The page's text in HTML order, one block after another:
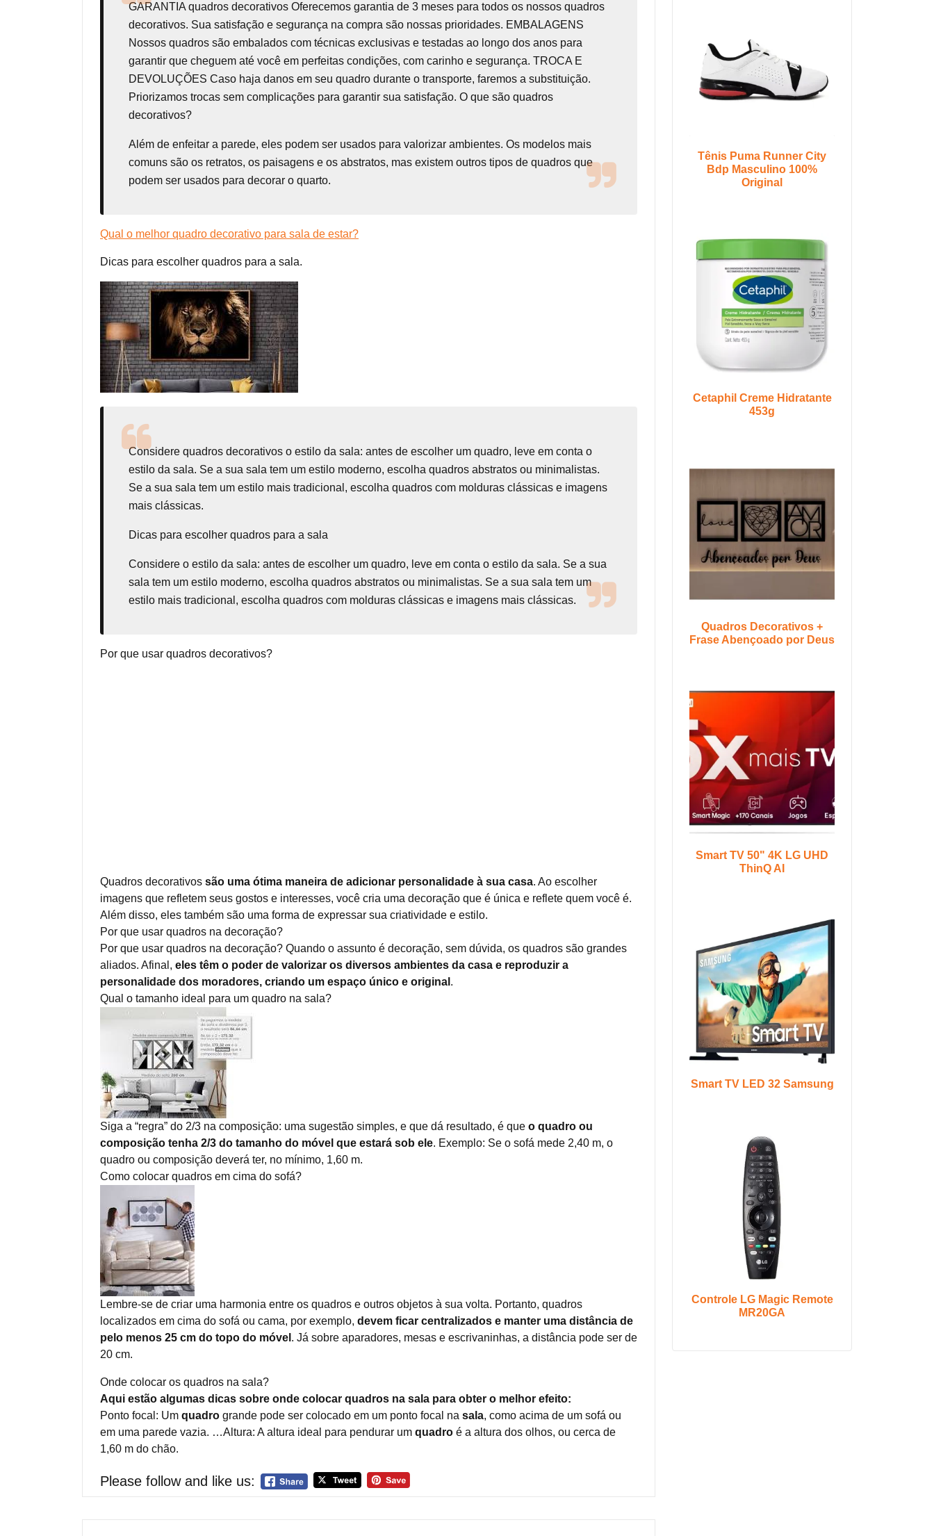
GARANTIA quadros decorativos Oferecemos garantia de 3 meses para todos os nossos quadros
decorativos. Sua satisfação e segurança na compra são nossas prioridades. EMBALAGENS
Nossos quadros são embalados com técnicas exclusivas e testadas ao longo dos anos para
garantir que cheguem até você em perfeitas condições, com carinho e segurança. TROCA E
DEVOLUÇÕES Caso haja danos em seu quadro durante o transporte, faremos a substituição.
Priorizamos trocas sem complicações para garantir sua satisfação. O que são quadros
decorativos?
Além de enfeitar a parede, eles podem ser usados para valorizar ambientes. Os modelos mais
comuns são os retratos, os paisagens e os abstratos, mas existem outros tipos de quadros que
podem ser usados para decorar o quarto.
Qual o melhor quadro decorativo para sala de estar?
Dicas para escolher quadros para a sala.
Considere quadros decorativos o estilo da sala: antes de escolher um quadro, leve em conta o
estilo da sala. Se a sua sala tem um estilo moderno, escolha quadros abstratos ou minimalistas.
Se a sua sala tem um estilo mais tradicional, escolha quadros com molduras clássicas e imagens
mais clássicas.
Dicas para escolher quadros para a sala
Considere o estilo da sala: antes de escolher um quadro, leve em conta o estilo da sala. Se a sua
sala tem um estilo moderno, escolha quadros abstratos ou minimalistas. Se a sua sala tem um
estilo mais tradicional, escolha quadros com molduras clássicas e imagens mais clássicas.
Por que usar quadros decorativos?
Quadros decorativos são uma ótima maneira de adicionar personalidade à sua casa. Ao escolher
imagens que refletem seus gostos e interesses, você cria uma decoração que é única e reflete quem você é.
Além disso, eles também são uma forma de expressar sua criatividade e estilo.
Por que usar quadros na decoração?
Por que usar quadros na decoração? Quando o assunto é decoração, sem dúvida, os quadros são grandes
aliados. Afinal, eles têm o poder de valorizar os diversos ambientes da casa e reproduzir a
personalidade dos moradores, criando um espaço único e original .
Qual o tamanho ideal para um quadro na sala?
Siga a “regra” do 2/3 na composição: uma sugestão simples, e que dá resultado, é que o quadro ou
composição tenha 2/3 do tamanho do móvel que estará sob ele. Exemplo: Se o sofá mede 2,40 m, o
quadro ou composição deverá ter, no mínimo, 1,60 m.
Como colocar quadros em cima do sofá?
Lembre-se de criar uma harmonia entre os quadros e outros objetos à sua volta. Portanto, quadros
localizados em cima do sofá ou cama, por exemplo, devem ficar centralizados e manter uma distância de
pelo menos 25 cm do topo do móvel . Já sobre aparadores, mesas e escrivaninhas, a distância pode ser de
20 cm.
Onde colocar os quadros na sala?
Aqui estão algumas dicas sobre onde colocar quadros na sala para obter o melhor efeito:
Ponto focal: Um quadro grande pode ser colocado em um ponto focal na sala, como acima de um sofá ou
em uma parede vazia. …Altura: A altura ideal para pendurar um quadro é a altura dos olhos, ou cerca de
1,60 m do chão.
Please follow and like us:
Tênis Puma Runner City
Bdp Masculino 100%
Original
Cetaphil Creme Hidratante
453g
Quadros Decorativos +
Frase Abençoado por Deus
Smart TV 50" 4K LG UHD
ThinQ AI
Smart TV LED 32 Samsung
Controle LG Magic Remote
MR20GA